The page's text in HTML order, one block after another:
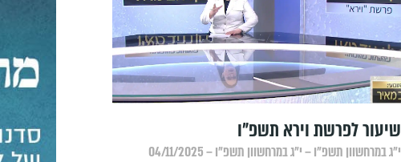
שיעור לפרשת וירא תשפ"ו
י״ג במרחשוון תשפ״ו – י״ג במרחשוון תשפ״ו – 04/11/2025